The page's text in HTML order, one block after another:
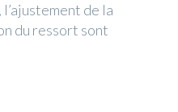
de la
du ressort sont